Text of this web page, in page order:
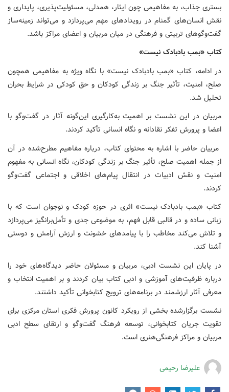
بستری جذاب، به مفاهیمی چون ایثار، همدلی، مسئولیت‌پذیری، پایداری و
نقش انسان‌های گمنام در رویدادهای مهم می‌پردازد و می‌تواند زمینه‌ساز
گفت‌وگوهای تربیتی و فرهنگی در میان مربیان و اعضای مراکز باشد.
کتاب «بمب بادبادک نیست»
در ادامه، کتاب «بمب بادبادک نیست» با نگاه ویژه به مفاهیمی همچون
صلح، امنیت، تأثیر جنگ بر زندگی کودکان و حق کودکی در شرایط بحران
تحلیل شد.
مربیان در این نشست بر اهمیت به‌کارگیری این‌گونه آثار در گفت‌وگو با
اعضا و پرورش تفکر نقادانه و نگاه انسانی تأکید کردند.
مربیان حاضر با اشاره به محتوای کتاب، درباره مفاهیم مطرح‌شده در آن
از جمله اهمیت صلح، تأثیر جنگ بر زندگی کودکان، نگاه انسانی به مفهوم
امنیت و نقش ادبیات در انتقال پیام‌های اخلاقی و اجتماعی گفت‌وگو
کردند.
کتاب «بمب بادبادک نیست» اثری در حوزه کودک و نوجوان است که با
زبانی ساده و در قالبی قابل فهم، به موضوعی جدی و تأمل‌برانگیز می‌پردازد
و تلاش می‌کند مخاطب را با پیامدهای خشونت و ارزش آرامش و دوستی
آشنا کند.
در پایان این نشست ادبی، مربیان و مسئولان حاضر دیدگاه‌های خود را
درباره ظرفیت‌های آموزشی و ادبی کتاب بیان کردند و بر اهمیت انتخاب و
معرفی آثار ارزشمند در برنامه‌های ترویج کتابخوانی تأکید داشتند.
نشست برگزارشده بخشی از رویکرد کانون پرورش فکری استان مرکزی برای
تقویت جریان کتابخوانی، توسعه فرهنگ گفت‌وگو و ارتقای سطح ادبی
مربیان و مراکز فرهنگی‌هنری است.
علیرضا رحیمی